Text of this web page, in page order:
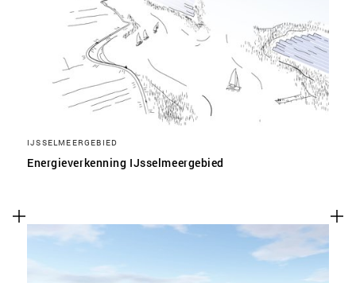
IJSSELMEERGEBIED
Energieverkenning IJsselmeergebied
SLA VOORKEUREN OP